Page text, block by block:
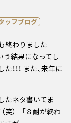
ッフブログ
終わりました
う結果になってし
！！ また、来年に
たネタ書いてま
笑） 「８耐が終わ